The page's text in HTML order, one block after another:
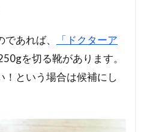
あれば、
「ドクターア
を切る靴があります。
！という場合は候補にし